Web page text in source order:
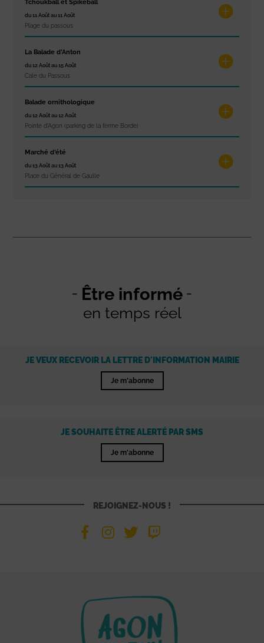
Tchoukball et Spikeball
du 11 Août au 11 Août
Plage du passous
La Balade d’Anton
du 12 Août au 15 Août
Cale du Passous
Balade ornithologique
du 12 Août au 12 Août
Pointe d'Agon (parking de la ferme Borde)
Marché d’été
du 13 Août au 13 Août
Place du Général de Gaulle
Être informé
en temps réel
JE VEUX RECEVOIR LA LETTRE D'INFORMATION MAIRIE
Je m'abonne
JE SOUHAITE ÊTRE ALERTÉ PAR SMS
Je m'abonne
REJOIGNEZ-NOUS !